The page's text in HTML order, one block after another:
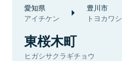
愛知県
アイチケン
豊川市
トヨカワシ
東桜木町
ヒガシサクラギチョウ